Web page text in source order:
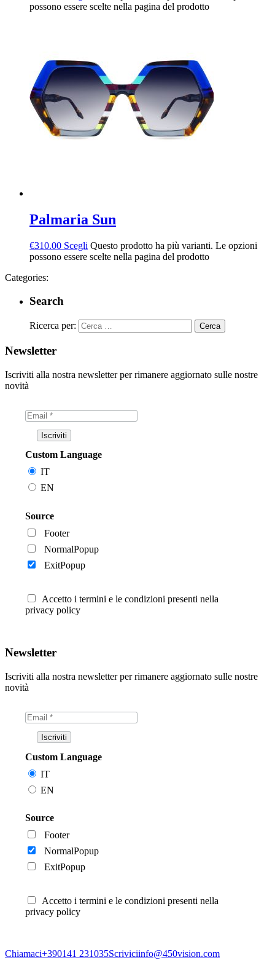
possono essere scelte nella pagina del prodotto
Palmaria Sun
€310.00 Scegli Questo prodotto ha più varianti. Le opzioni
possono essere scelte nella pagina del prodotto
Categories:
Search
Ricerca per:
Newsletter
Iscriviti alla nostra newsletter per rimanere aggiornato sulle nostre
novità
Custom Language
IT
EN
Source
Footer
NormalPopup
ExitPopup
Accetto i termini e le condizioni presenti nella
privacy policy
Newsletter
Iscriviti alla nostra newsletter per rimanere aggiornato sulle nostre
novità
Custom Language
IT
EN
Source
Footer
NormalPopup
ExitPopup
Accetto i termini e le condizioni presenti nella
privacy policy
Chiamaci+390141 231035Scriviciinfo@450vision.com